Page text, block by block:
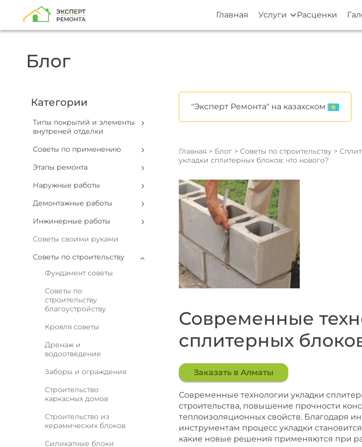
Главная Услуги Расценки
Блог
Категории
Типы покрытий и элементы
внутреней отделки
Советы по применению
Этапы ремонта
Наружные работы
Демонтажные работы
Инжинерные работы
Советы своими руками
Советы по строительству
Фундамент советы
Советы по
строительству
благоустройству
Кровля советы
Дренаж и
водоотведение
Заборы и ограждения
Строительство
каркасных домов
Строительство из
керамических блоков
Силикатные блоки
"Эксперт Ремонта" на казахском
Главная > Блог> Советы по строительству >
укладки сплитерных блоков: что нового?
Современные
сплитерных
Заказать в Алматы
Современные технологии укладки
строительства, повышение прочности
теплоизоляционных свойств. Благодаря
инструментам процесс укладки
какие новые решения применяются при